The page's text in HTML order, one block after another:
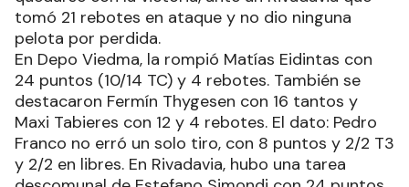
tomó 21 rebotes en ataque y no dio ninguna
pelota por perdida.
En Depo Viedma, la rompió Matías Eidintas con
24 puntos (10/14 TC) y 4 rebotes. También se
destacaron Fermín Thygesen con 16 tantos y
Maxi Tabieres con 12 y 4 rebotes. El dato: Pedro
Franco no erró un solo tiro, con 8 puntos y 2/2 T3
y 2/2 en libres. En Rivadavia, hubo una tarea